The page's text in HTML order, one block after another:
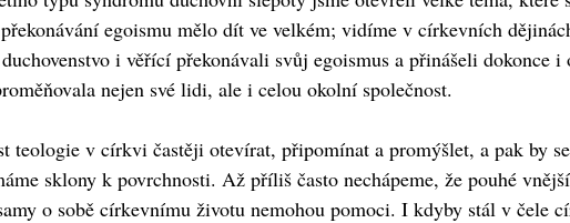
egoismu mělo dít ve velkém; vidíme v církevních
i věřící překonávali svůj egoismus a přinášeli
nejen své lidi, ale i celou okolní společnost.
teologie v církvi častěji otevírat, připomínat a promýšlet, a pak by
sklony k povrchnosti. Až příliš často nechápeme, že pouhé
o sobě církevnímu životu nemohou pomoci. I kdyby stál v čele